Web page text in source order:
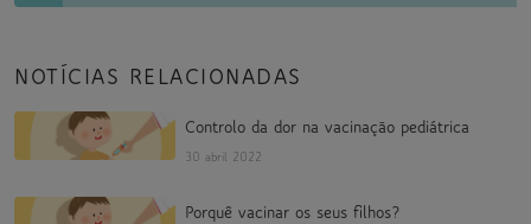
NOTÍCIAS RELACIONADAS
Controlo da dor na vacinação pediátrica
30 abril 2022
Porquê vacinar os seus filhos?